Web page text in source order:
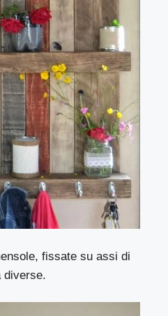
fissate su assi di
diverse.